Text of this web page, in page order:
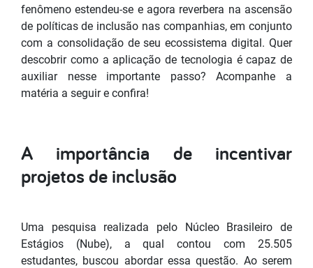
fenômeno estendeu-se e agora reverbera na ascensão
de políticas de inclusão nas companhias, em conjunto
com a consolidação de seu ecossistema digital. Quer
descobrir como a aplicação de tecnologia é capaz de
auxiliar nesse importante passo? Acompanhe a
matéria a seguir e confira!
A importância de incentivar
projetos de inclusão
Uma pesquisa realizada pelo Núcleo Brasileiro de
Estágios (Nube), a qual contou com 25.505
estudantes, buscou abordar essa questão. Ao serem